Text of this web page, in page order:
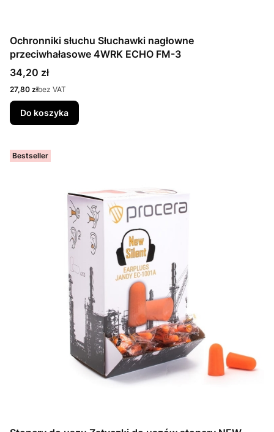
Ochronniki słuchu Słuchawki nagłowne
przeciwhałasowe 4WRK ECHO FM-3
Cena
34,20 zł
Cena
27,80 złbez VAT
Do koszyka
Bestseller